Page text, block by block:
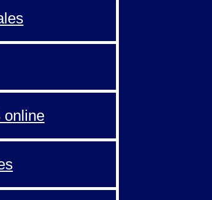
online